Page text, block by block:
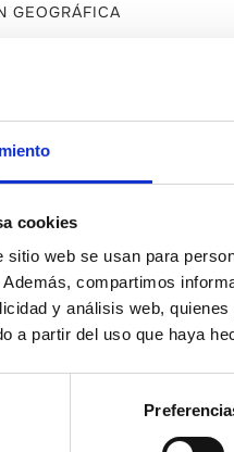
cookies
sitio web se usan para
compartimos
y análisis web,
a partir del uso que haya
GEOGRÁFICA
interés